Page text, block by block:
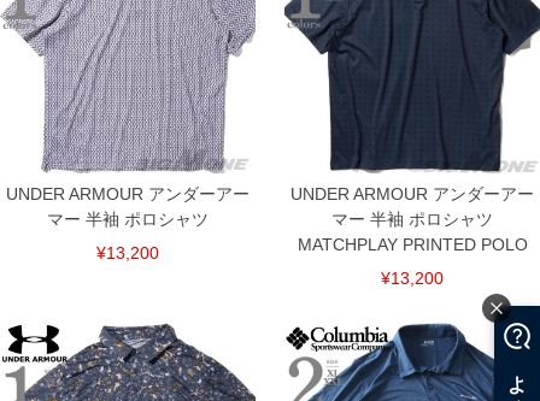
COLOR VARIATION
UNDER ARMOUR アンダーアー
マー 半袖 ポロシャツ
¥13,200
UNDER ARMOUR アンダーアー
マー 半袖 ポロシャツ
MATCHPLAY PRINTED POLO
¥13,200